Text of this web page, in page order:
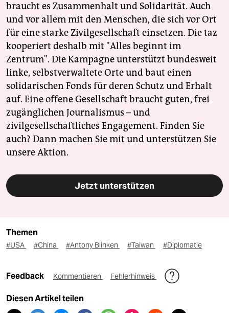
braucht es Zusammenhalt und Solidarität. Auch
und vor allem mit den Menschen, die sich vor Ort
für eine starke Zivilgesellschaft einsetzen. Die taz
kooperiert deshalb mit "Alles beginnt im
Zentrum". Die Kampagne unterstützt bundesweit
linke, selbstverwaltete Orte und baut einen
solidarischen Fonds für deren Schutz und Erhalt
auf. Eine offene Gesellschaft braucht guten, frei
zugänglichen Journalismus – und
zivilgesellschaftliches Engagement. Finden Sie
auch? Dann machen Sie mit und unterstützen Sie
unsere Aktion.
Jetzt unterstützen
Themen
#USA #China #Antony Blinken #Taiwan #Diplomatie
Feedback Kommentieren Fehlerhinweis
Diesen Artikel teilen